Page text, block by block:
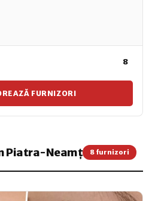
8
FURNIZORI
Piatra-Neamț 8 furnizori